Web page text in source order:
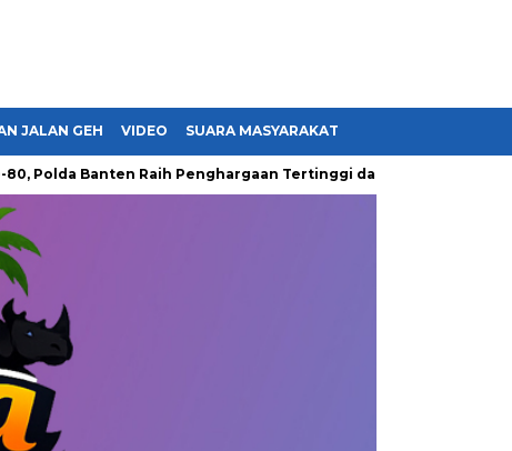
JALAN GEH VIDEO SUARA MASYARAKAT
Banten Raih Penghargaan Tertinggi dari Presiden hingga Tebar